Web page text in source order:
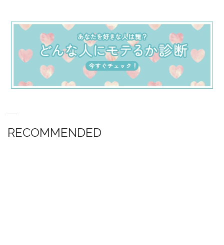
RECOMMENDED